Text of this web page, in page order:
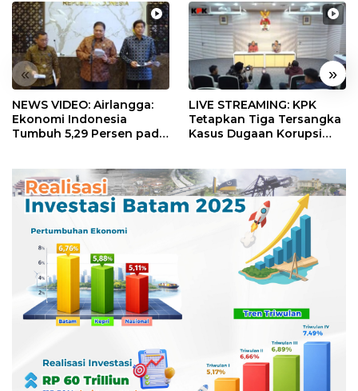
« »
NEWS VIDEO: Airlangga:
Ekonomi Indonesia
Tumbuh 5,29 Persen pada
LIVE STREAMING: KPK
Tetapkan Tiga Tersangka
Kasus Dugaan Korupsi